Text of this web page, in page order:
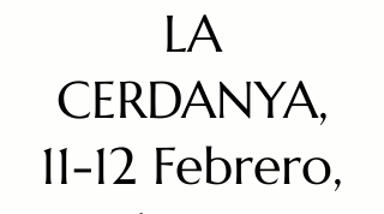
LA
CERDANYA,
11-12 Febrero,